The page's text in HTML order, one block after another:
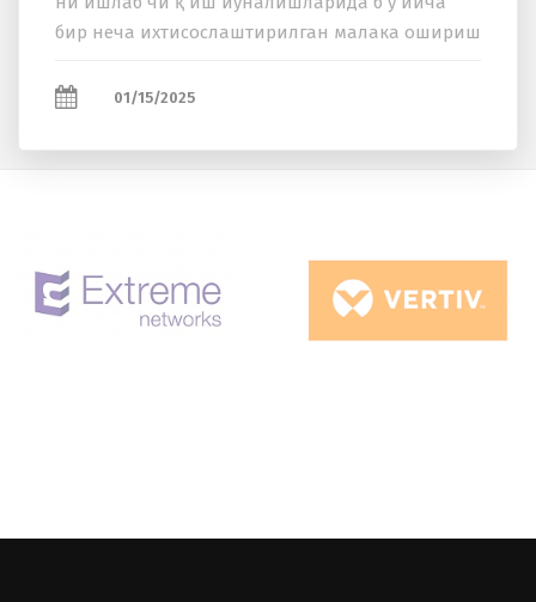
бир неча иxтисослаштирилган малака ошириш
Xусусан...01/15/2025